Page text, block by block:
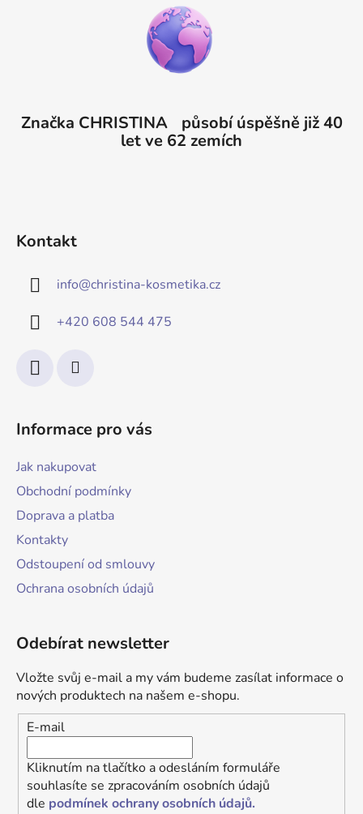
Značka CHRISTINA působí úspěšně již 40
let ve 62 zemích
Kontakt
info@christina-kosmetika.cz
+420 608 544 475
Informace pro vás
Jak nakupovat
Obchodní podmínky
Doprava a platba
Kontakty
Odstoupení od smlouvy
Ochrana osobních údajů
Odebírat newsletter
Vložte svůj e-mail a my vám budeme zasílat informace o
nových produktech na našem e-shopu.
E-mail
Kliknutím na tlačítko a odesláním formuláře
souhlasíte se zpracováním osobních údajů
dle podmínek ochrany osobních údajů.